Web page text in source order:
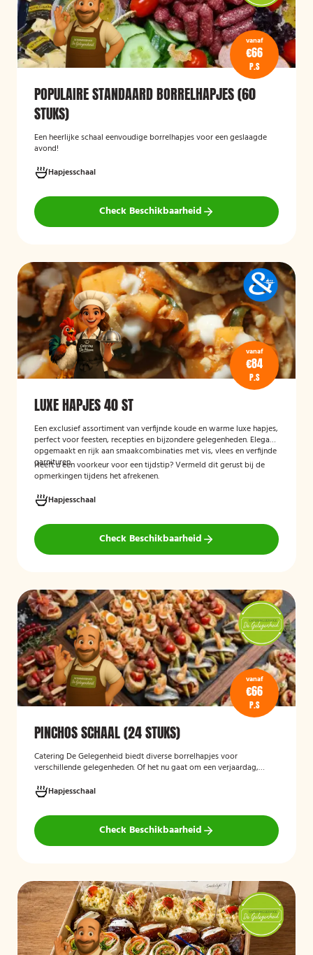
vanaf
€66
P.S
POPULAIRE STANDAARD BORRELHAPJES (60
STUKS)
Een heerlijke schaal eenvoudige borrelhapjes voor een geslaagde
avond!
Hapjesschaal
Check Beschikbaarheid
vanaf
€84
P.S
LUXE HAPJES 40 ST
Een exclusief assortiment van verfijnde koude en warme luxe hapjes,
perfect voor feesten, recepties en bijzondere gelegenheden. Elegant
opgemaakt en rijk aan smaakcombinaties met vis, vlees en verfijnde
garnituren.
Heeft u een voorkeur voor een tijdstip? Vermeld dit gerust bij de
opmerkingen tijdens het afrekenen.
Hapjesschaal
Check Beschikbaarheid
vanaf
€66
P.S
PINCHOS SCHAAL (24 STUKS)
Catering De Gelegenheid biedt diverse borrelhapjes voor
verschillende gelegenheden. Of het nu gaat om een verjaardag,
Hieronder ziet u een selectie uit ons aanbod. De Poncho's schaal is
geschikt voor maximaal 6 personen
Hapjesschaal
Check Beschikbaarheid